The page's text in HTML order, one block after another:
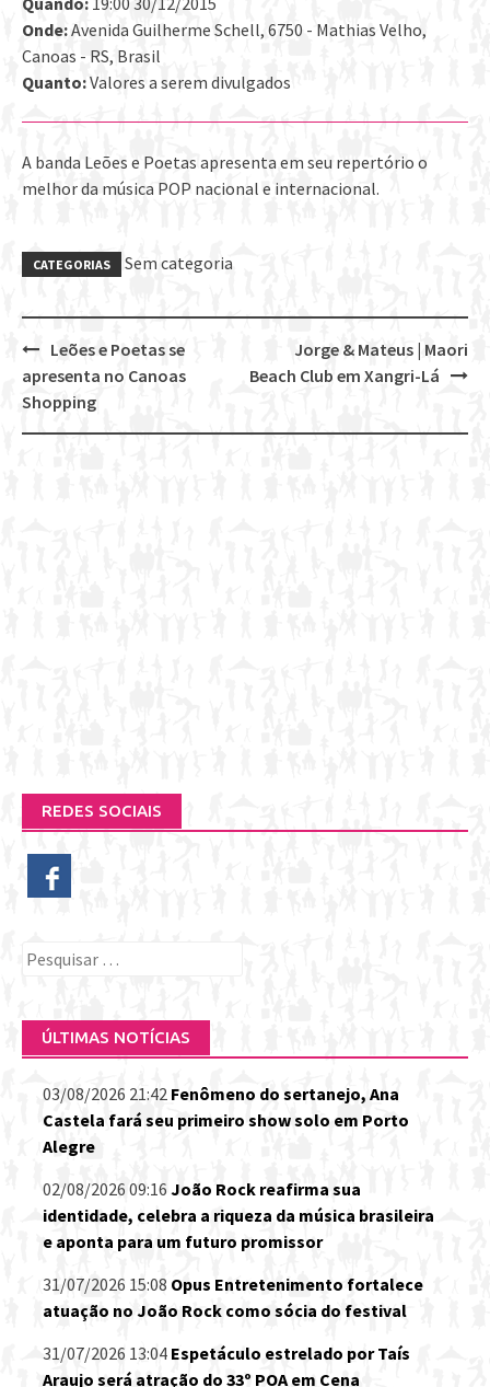
Onde:Avenida Guilherme Schell, 6750 - Mathias Velho,
Canoas - RS, Brasil
Quanto:Valores a serem divulgados
A banda Leões e Poetas apresenta em seu repertório o
melhor da música POP nacional e internacional.
CATEGORIAS Sem categoria
Post
navigation
Jorge & Mateus | Maori
Beach Club em Xangri-Lá
Leões e Poetas se
apresenta no Canoas
Shopping
REDES SOCIAIS
Pesquisar
ÚLTIMAS NOTÍCIAS
03/08/2026 21:42 Fenômeno do sertanejo, Ana
Castela fará seu primeiro show solo em Porto
Alegre
02/08/2026 09:16 João Rock reafirma sua
identidade, celebra a riqueza da música brasileira
e aponta para um futuro promissor
31/07/2026 15:08 Opus Entretenimento fortalece
atuação no João Rock como sócia do festival
31/07/2026 13:04 Espetáculo estrelado por Taís
Araujo será atração do 33º POA em Cena